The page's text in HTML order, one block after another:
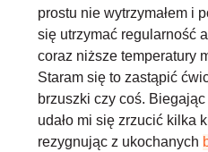
prostu nie wytrzymałem i
się utrzymać regularność
coraz niższe temperatury
Staram się to zastąpić
brzuszki czy coś.
udało mi się zrzucić kilka
rezygnując z ukochanych